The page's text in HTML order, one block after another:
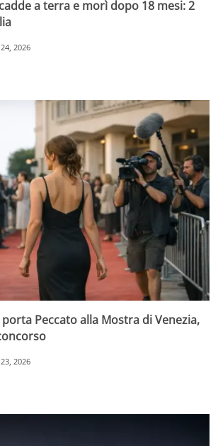
a terra e morì dopo 18 mesi: 2
2026
Peccato alla Mostra di Venezia,
2026